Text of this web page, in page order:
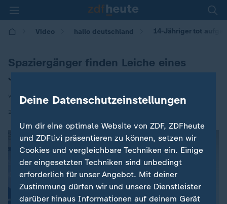
Video hallo deutschland 14-Jähriger tot
Spaziergänger finden Leiche eines
Jungen
von Joanna Castillo
29.01.2026 | 17:10
Deine Datenschutzeinstellungen
Um dir eine optimale Website von ZDF, ZDFheute
und ZDFtivi präsentieren zu können, setzen wir
Cookies und vergleichbare Techniken ein. Einige
der eingesetzten Techniken sind unbedingt
erforderlich für unser Angebot. Mit deiner
Zustimmung dürfen wir und unsere Dienstleister
darüber hinaus Informationen auf deinem Gerät